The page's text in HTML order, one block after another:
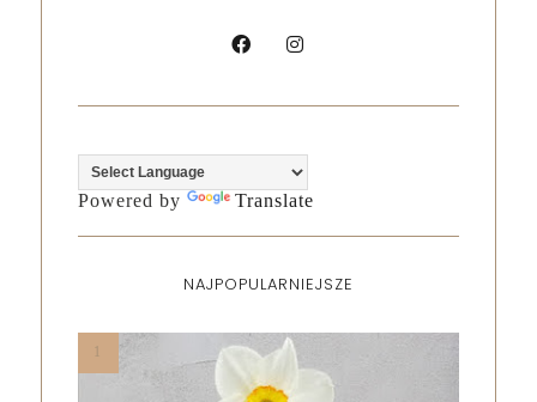
Powered by Translate
NAJPOPULARNIEJSZE